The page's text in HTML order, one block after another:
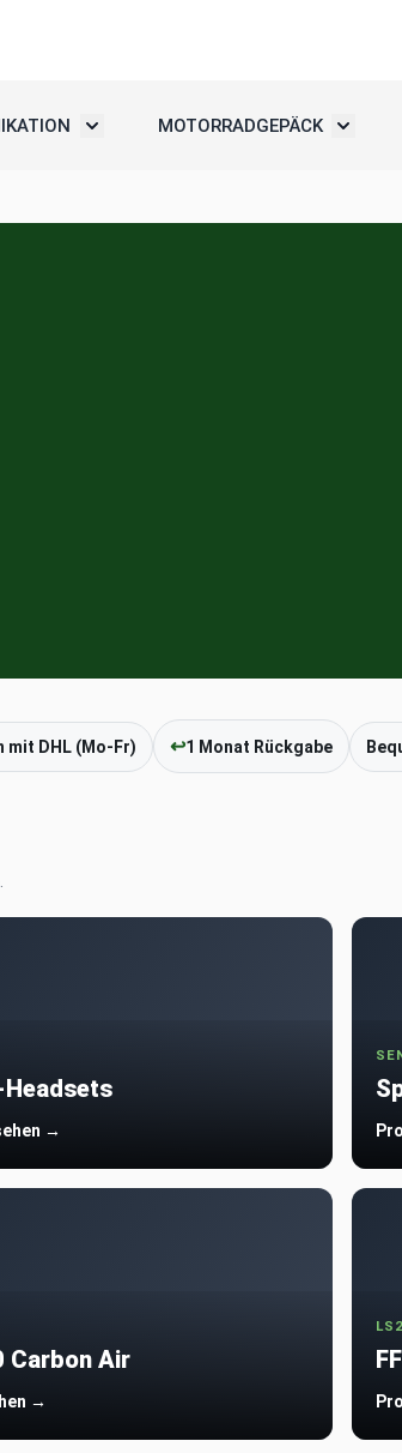
Motorradbekleidung
Untermenü umschalten: Kommunikation
MOTORRADGEPÄCK
mit DHL (Mo-Fr) ↩1 Monat Rückgabe
→
Carbon Air
→
LS2